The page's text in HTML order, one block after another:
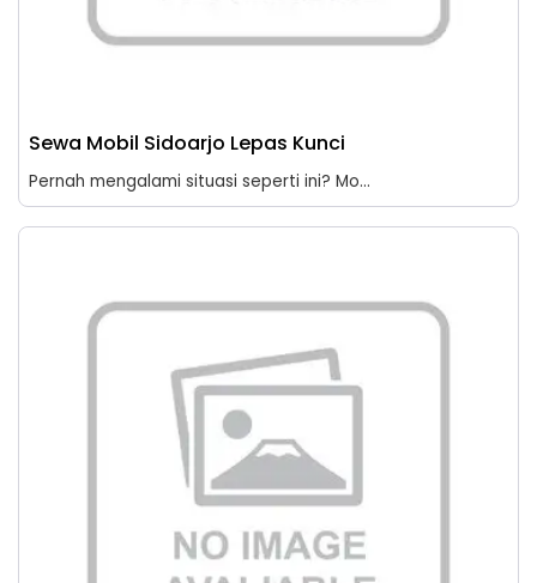
Sewa Mobil Sidoarjo Lepas Kunci
Pernah mengalami situasi seperti ini? Mo...